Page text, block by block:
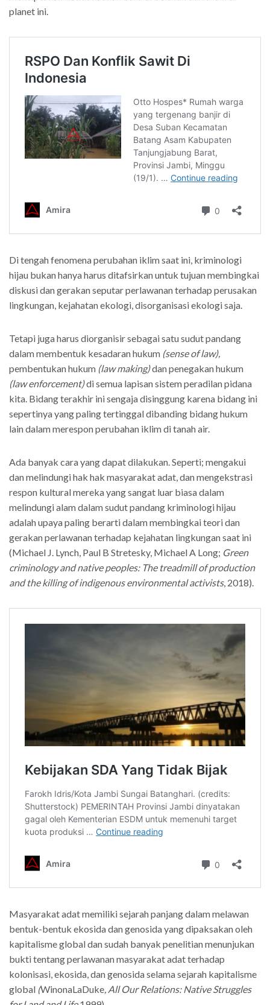
planet ini.
Di tengah fenomena perubahan iklim saat ini, kriminologi
hijau bukan hanya harus ditafsirkan untuk tujuan membingkai
diskusi dan gerakan seputar perlawanan terhadap perusakan
lingkungan, kejahatan ekologi, disorganisasi ekologi saja.
Tetapi juga harus diorganisir sebagai satu sudut pandang
dalam membentuk kesadaran hukum (sense of law),
pembentukan hukum (law making)dan penegakan hukum
(law enforcement)di semua lapisan sistem peradilan pidana
kita. Bidang terakhir ini sengaja disinggung karena bidang ini
sepertinya yang paling tertinggal dibanding bidang hukum
lain dalam merespon perubahan iklim di tanah air.
Ada banyak cara yang dapat dilakukan. Seperti; mengakui
dan melindungi hak hak masyarakat adat, dan mengekstrasi
respon kultural mereka yang sangat luar biasa dalam
melindungi alam dalam sudut pandang kriminologi hijau
adalah upaya paling berarti dalam membingkai teori dan
gerakan perlawanan terhadap kejahatan lingkungan saat ini
(Michael J. Lynch, Paul B Stretesky, Michael A Long; Green
criminology and native peoples: The treadmill of production
and the killing of indigenous environmental activists, 2018).
Masyarakat adat memiliki sejarah panjang dalam melawan
bentuk-bentuk ekosida dan genosida yang dipaksakan oleh
kapitalisme global dan sudah banyak penelitian menunjukan
bukti tentang perlawanan masyarakat adat terhadap
kolonisasi, ekosida, dan genosida selama sejarah kapitalisme
global (WinonaLaDuke, All Our Relations: Native Struggles